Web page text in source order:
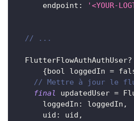
      endpoint
: '<YOUR-
// ...
FlutterFlowAuthAuthUser?
{bool loggedIn =
// Mettre à jour le
final
updatedUser =
      loggedIn
: loggedIn ,
      uid
: uid ,